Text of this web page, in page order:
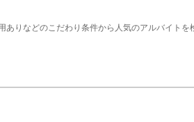
りなどのこだわり条件から人気のアルバイトを